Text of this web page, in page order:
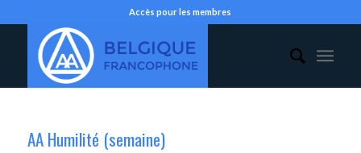
Accès pour les membres
AA Humilité (semaine)